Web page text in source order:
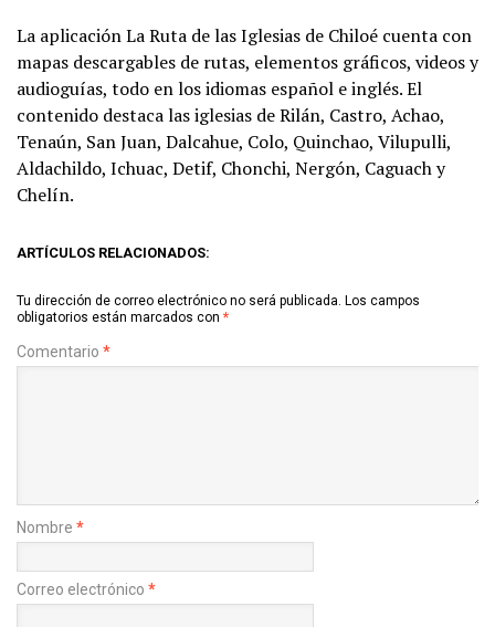
La aplicación La Ruta de las Iglesias de Chiloé cuenta con
mapas descargables de rutas, elementos gráficos, videos y
audioguías, todo en los idiomas español e inglés. El
contenido destaca las iglesias de Rilán, Castro, Achao,
Tenaún, San Juan, Dalcahue, Colo, Quinchao, Vilupulli,
Aldachildo, Ichuac, Detif, Chonchi, Nergón, Caguach y
Chelín.
ARTÍCULOS RELACIONADOS:
Tu dirección de correo electrónico no será publicada. Los campos
obligatorios están marcados con *
Comentario *
Nombre *
Correo electrónico *